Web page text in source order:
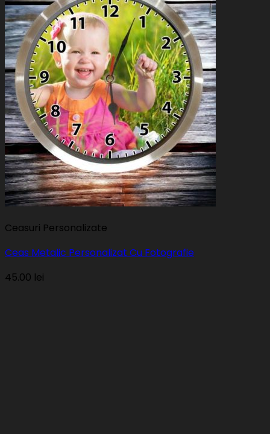
Ceasuri Personalizate
Ceas Metalic Personalizat Cu Fotografie
45.00 lei